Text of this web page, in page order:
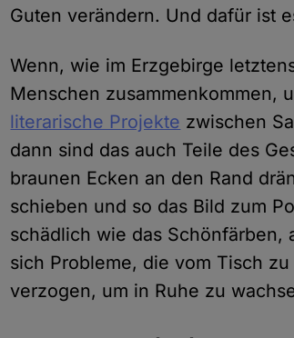
Guten verändern. Und dafür ist
Wenn, wie im Erzgebirge
Menschen zusammenkommen,
literarische Projekte zwischen
dann sind das auch Teile des
braunen Ecken an den Rand
schieben und so das Bild zum
schädlich wie das Schönfärben,
sich Probleme, die vom Tisch
verzogen, um in Ruhe zu